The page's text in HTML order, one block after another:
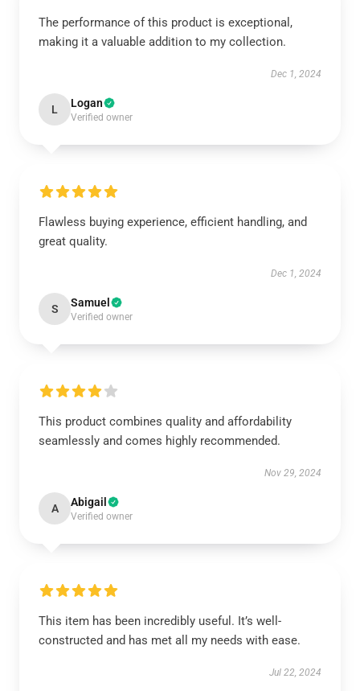
The performance of this product is exceptional,
making it a valuable addition to my collection.
Dec 1, 2024
L Logan
Verified owner
Flawless buying experience, efficient handling, and
great quality.
Dec 1, 2024
S Samuel
Verified owner
This product combines quality and affordability
seamlessly and comes highly recommended.
Nov 29, 2024
A Abigail
Verified owner
This item has been incredibly useful. It’s well-
constructed and has met all my needs with ease.
Jul 22, 2024